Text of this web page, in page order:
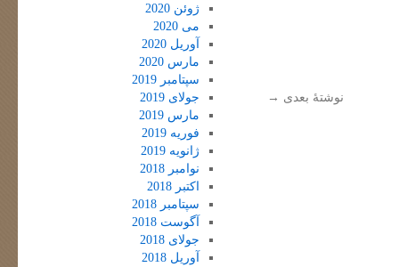
نوشتهٔ بعدی →
ژوئن 2020
می 2020
آوریل 2020
مارس 2020
سپتامبر 2019
جولای 2019
مارس 2019
فوریه 2019
ژانویه 2019
نوامبر 2018
اکتبر 2018
سپتامبر 2018
آگوست 2018
جولای 2018
آوریل 2018